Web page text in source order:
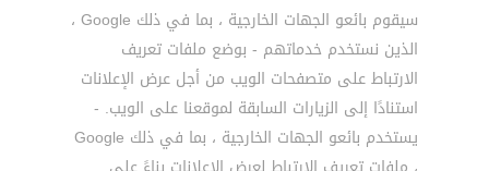
سيقوم بائعو الجهات الخارجية ، بما في ذلك Google ،
الذين نستخدم خدماتهم - بوضع ملفات تعريف
الارتباط على متصفحات الويب من أجل عرض الإعلانات
استنادًا إلى الزيارات السابقة لموقعنا على الويب. -
يستخدم بائعو الجهات الخارجية ، بما في ذلك Google